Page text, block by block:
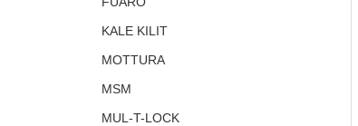
KALE KILIT
MOTTURA
MSM
MUL-T-LOCK